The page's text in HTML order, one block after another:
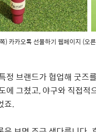
) 카카오톡 선물하기 웹페이지 (오
정 브랜드가 협업해 굿즈
에 그쳤고, 야구와 직접
죠.